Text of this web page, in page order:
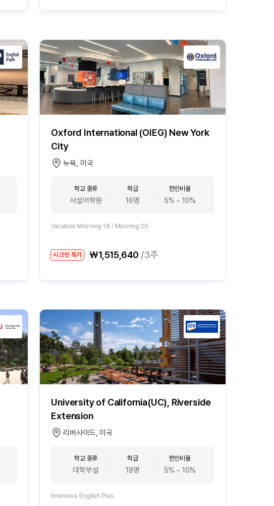
Oxford International (OIEG) New York
City
뉴욕, 미국
학교 종류
사설어학원
학급
16명
한인비율
5% ~ 10%
Vacation Morning 18 / Morning 20
시크릿 특가 ₩1,515,640 /3주
University of California(UC), Riverside
Extension
리버사이드, 미국
학교 종류
대학부설
학급
18명
한인비율
5% ~ 10%
Intensive English Plus